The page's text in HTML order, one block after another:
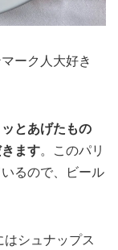
ーク人大好き
とあげたもの
ます。このパリ
るので、ビール
シュナップス